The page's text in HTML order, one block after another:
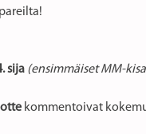
sija (ensimmäiset MM-
kommentoivat